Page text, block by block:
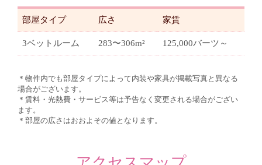
部屋タイプ 広さ 家賃
3ベットルーム 283〜306m² 125,000バーツ～
＊物件内でも部屋タイプによって内装や家具が掲載写真と異なる
場合がございます。
＊賃料・光熱費・サービス等は予告なく変更される場合がござい
ます。
＊部屋の広さはおおよその値となります。